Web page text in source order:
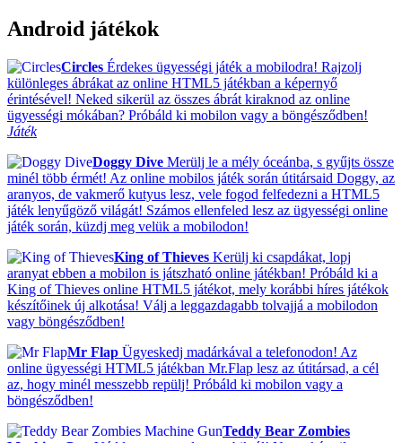
Android játékok
Circles Érdekes ügyességi játék a mobilodra! Rajzolj
különleges ábrákat az online HTML5 játékban a képernyő
érintésével! Neked sikerül az összes ábrát kiraknod az online
ügyességi mókában? Próbáld ki mobilon vagy a böngésződben!
Játék
Doggy Dive Merülj le a mély óceánba, s gyűjts össze
minél több érmét! Az online mobilos játék során útitársaid Doggy, az
aranyos, de vakmerő kutyus lesz, vele fogod felfedezni a HTML5
játék lenyűgöző világát! Számos ellenfeled lesz az ügyességi online
játék során, küzdj meg velük a mobilodon!
King of Thieves Kerülj ki csapdákat, lopj
aranyat ebben a mobilon is játszható online játékban! Próbáld ki a
King of Thieves online HTML5 játékot, mely korábbi híres játékok
készítőinek új alkotása! Válj a leggazdagabb tolvajjá a mobilodon
vagy böngésződben!
Mr Flap Ügyeskedj madárkával a telefonodon! Az
online ügyességi HTML5 játékban Mr.Flap lesz az útitársad, a cél
az, hogy minél messzebb repülj! Próbáld ki mobilon vagy a
böngésződben!
Teddy Bear Zombies